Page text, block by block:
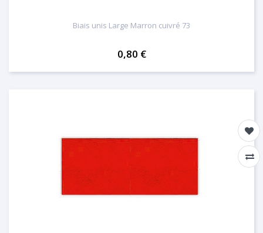
Biais unis Large Marron cuivré 73
0,80 €